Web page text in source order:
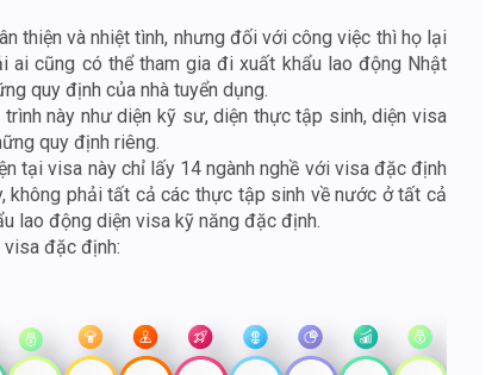
thiện và nhiệt tình, nhưng đối với công việc thì họ lại
ai cũng có thể tham gia đi xuất khẩu lao động Nhật
quy định của nhà tuyển dụng.
này như diện kỹ sư, diện thực tập sinh, diện visa
quy định riêng.
tại visa này chỉ lấy 14 ngành nghề với visa đặc định
không phải tất cả các thực tập sinh về nước ở tất cả
lao động diện visa kỹ năng đặc định.
visa đặc định: